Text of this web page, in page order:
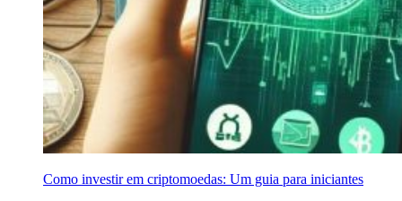
Como investir em criptomoedas: Um guia para iniciantes